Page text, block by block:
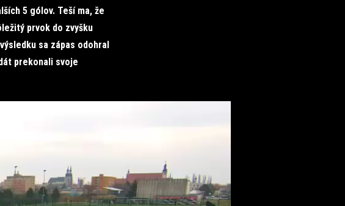
5 gólov. Teší ma, že
prvok do zvyšku
sa zápas odohral
prekonali svoje